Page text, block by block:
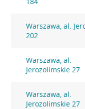
Warszawa, al.
202
Warszawa, al.
Jerozolimskie 27
Warszawa, al.
Jerozolimskie 27